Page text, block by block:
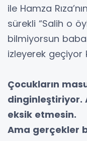
ile Hamza
sürekli “Salih o
bilmiyorsun
izleyerek
Çocukların
dinginleştiriyor.
eksik etmesin.
Ama gerçekler